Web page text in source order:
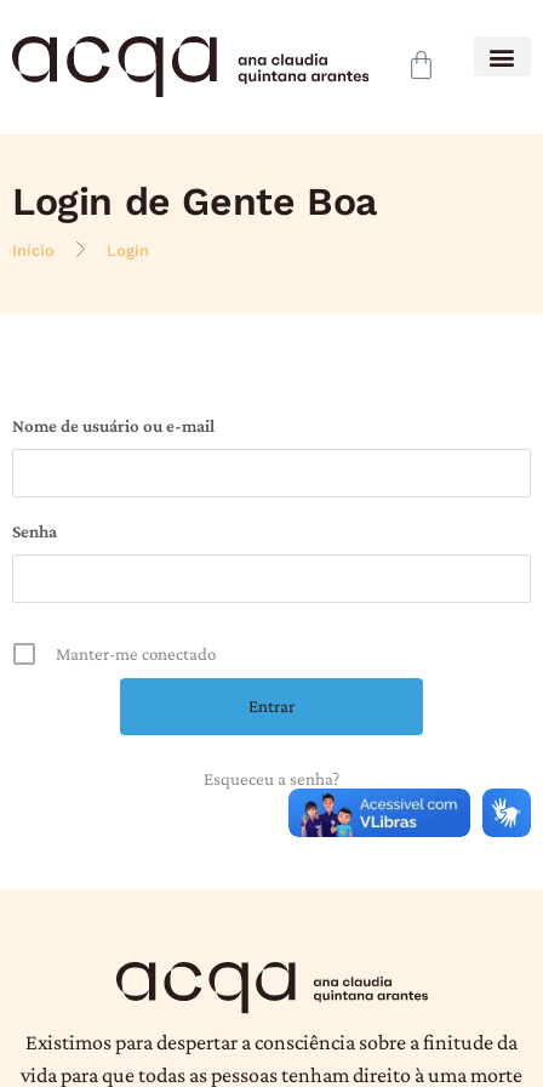
Login de Gente Boa
Início Login
Nome de usuário ou e-mail
Senha
Manter-me conectado
Esqueceu a senha?
Existimos para despertar a consciência sobre a finitude da
vida para que todas as pessoas tenham direito à uma morte